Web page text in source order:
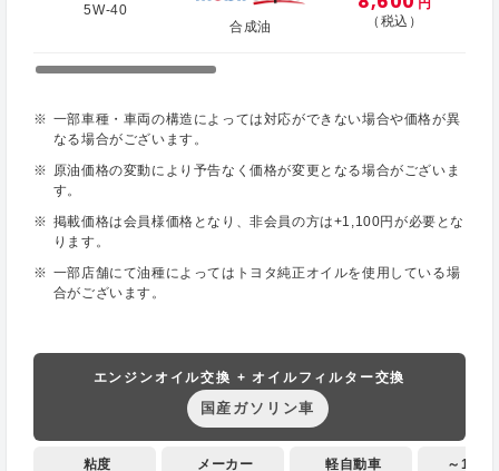
5W-40
合成油
円
（税込）
一部車種・車両の構造によっては対応ができない場合や価格が異
なる場合がございます。
原油価格の変動により予告なく価格が変更となる場合がございま
す。
掲載価格は会員様価格となり、非会員の方は+1,100円が必要とな
ります。
一部店舗にて油種によってはトヨタ純正オイルを使用している場
合がございます。
エンジンオイル交換 + オイルフィルター交換
国産ガソリン車
粘度 メーカー 軽自動車 ～